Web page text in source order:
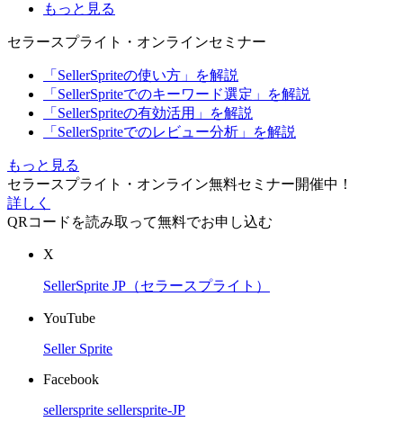
もっと見る
セラースプライト・オンラインセミナー
「SellerSpriteの使い方」を解説
「SellerSpriteでのキーワード選定」を解説
「SellerSpriteの有効活用」を解説
「SellerSpriteでのレビュー分析」を解説
もっと見る
セラースプライト・オンライン無料セミナー開催中！
詳しく
QRコードを読み取って無料でお申し込む
X
SellerSprite JP（セラースプライト）
YouTube
Seller Sprite
Facebook
sellersprite sellersprite-JP